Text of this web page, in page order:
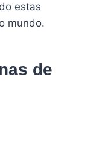
estas
mundo.
de